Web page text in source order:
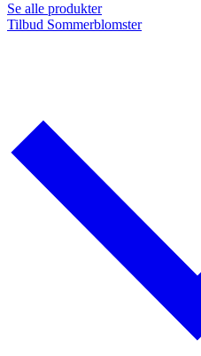
Se alle produkter
Tilbud Sommerblomster